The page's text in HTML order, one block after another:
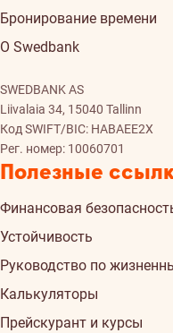
Бронирование времени
О Swedbank
SWEDBANK AS
Liivalaia 34, 15040 Tallinn
Код SWIFT/BIC: HABAEE2X
Рег. номер: 10060701
Полезные
Финансовая
Устойчивость
Руководство по
Калькуляторы
Прейскурант и курсы